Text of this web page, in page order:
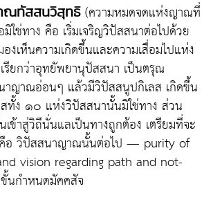
ทัสสนวิสุทธิ (ความหมดจดแห่งญาณที่
ใช่ทาง คือ เริ่มเจริญวิปัสสนาต่อไปด้วย
เห็นความเกิดขึ้นและความเสื่อมไปแห่ง
รียกว่าอุทยัพยานุปัสสนา เป็นตรุณ
ญาณอ่อนๆ แล้วมีวิปัสสนูปกิเลส เกิดขึ้น
ทั้ง ๑๐ แห่งวิปัสสนานั้นมิใช่ทาง ส่วน
เข้าสู่วิถีนั่นแลเป็นทางถูกต้อง เตรียมที่จะ
คือ วิปัสสนาญาณนั้นต่อไป — purity of
vision regarding path and not-
นกำหนดมัคคสัจ